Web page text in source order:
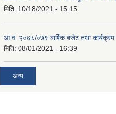
मिति: 10/18/2021 - 15:15
आ.व. २०७८/०७९ बार्षिक बजेट तथा कार्यक्रम
मिति: 08/01/2021 - 16:39
अन्य